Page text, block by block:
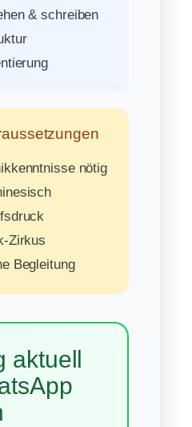
& schreiben
nötig
Zirkus
Begleitung
aktuell